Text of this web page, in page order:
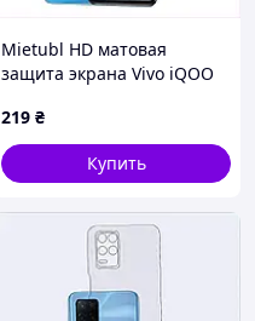
Mietubl HD матовая
защита экрана Vivo iQOO
219 ₴
Купить